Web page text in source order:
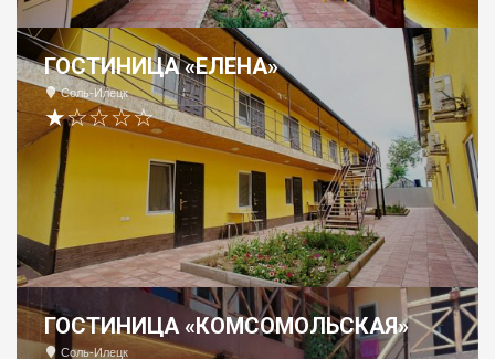
ГОСТИНИЦА «ЕЛЕНА»
Соль-Илецк
★☆☆☆☆
ГОСТИНИЦА «КОМСОМОЛЬСКАЯ»
Соль-Илецк